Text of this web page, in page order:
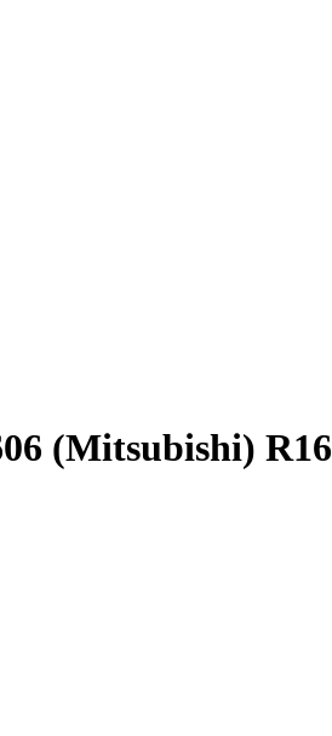
(Mitsubishi) R16